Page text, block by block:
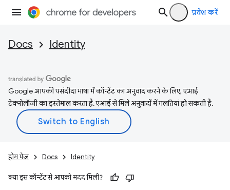
प्रवेश करें
Docs Identity
Google आपकी पसंदीदा भाषा में कॉन्टेंट का अनुवाद करने के लिए, एआई
टेक्नोलॉजी का इस्तेमाल करता है. एआई से मिले अनुवादों में गलतियां हो सकती हैं.
होम पेज Docs Identity
क्या इस कॉन्टेंट से आपको मदद मिली?